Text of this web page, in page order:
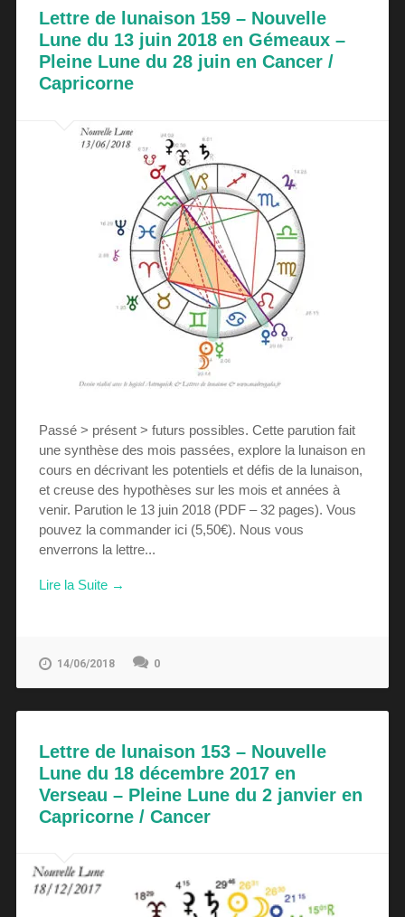
Lettre de lunaison 159 – Nouvelle
Lune du 13 juin 2018 en Gémeaux –
Pleine Lune du 28 juin en Cancer /
Capricorne
Passé > présent > futurs possibles. Cette parution fait
une synthèse des mois passées, explore la lunaison en
cours en décrivant les potentiels et défis de la lunaison,
et creuse des hypothèses sur les mois et années à
venir. Parution le 13 juin 2018 (PDF – 32 pages). Vous
pouvez la commander ici (5,50€). Nous vous
enverrons la lettre...
Lire la Suite →
14/06/2018 0
Lettre de lunaison 153 – Nouvelle
Lune du 18 décembre 2017 en
Verseau – Pleine Lune du 2 janvier en
Capricorne / Cancer